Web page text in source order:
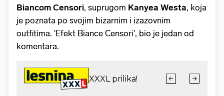
Biancom Censori, suprugom Kanyea Westa, koja
je poznata po svojim bizarnim i izazovnim
outfitima. 'Efekt Biance Censori', bio je jedan od
komentara.